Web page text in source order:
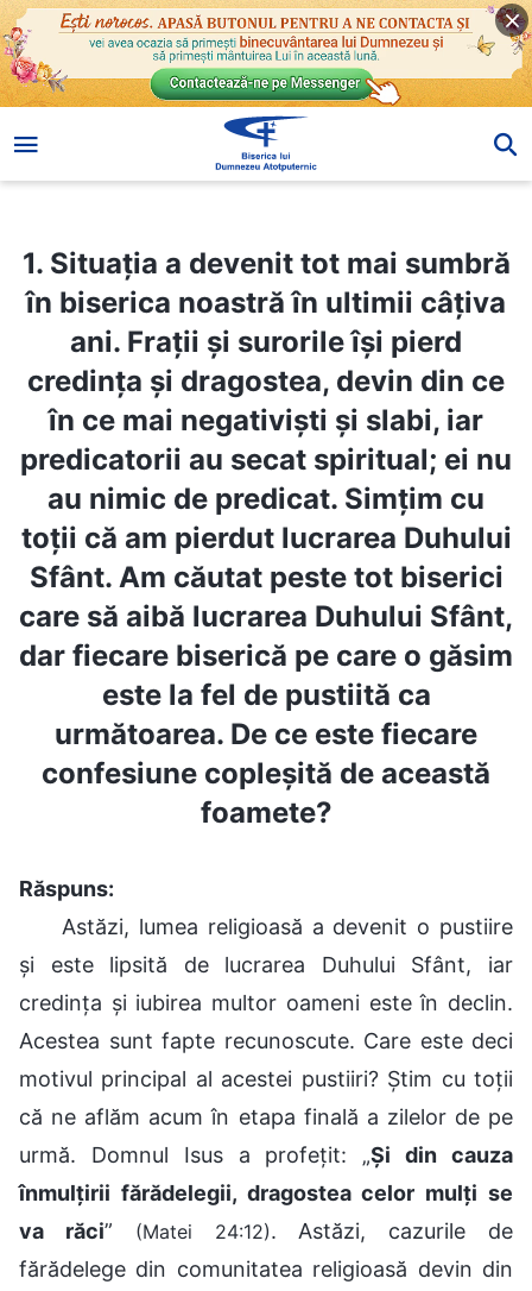
1. Situația a devenit tot mai sumbră
în biserica noastră în ultimii câțiva
ani. Frații și surorile își pierd
credința și dragostea, devin din ce
în ce mai negativiști și slabi, iar
predicatorii au secat spiritual; ei nu
au nimic de predicat. Simțim cu
toții că am pierdut lucrarea Duhului
Sfânt. Am căutat peste tot biserici
care să aibă lucrarea Duhului Sfânt,
dar fiecare biserică pe care o găsim
este la fel de pustiită ca
următoarea. De ce este fiecare
confesiune copleșită de această
foamete?
Răspuns:
Astăzi, lumea religioasă a devenit o pustiire
și este lipsită de lucrarea Duhului Sfânt, iar
credința și iubirea multor oameni este în declin.
Acestea sunt fapte recunoscute. Care este deci
motivul principal al acestei pustiiri? Știm cu toții
că ne aflăm acum în etapa finală a zilelor de pe
urmă. Domnul Isus a profețit: „Și din cauza
înmulțirii fărădelegii, dragostea celor mulți se
va răci” (Matei 24:12). Astăzi, cazurile de
fărădelege din comunitatea religioasă devin din